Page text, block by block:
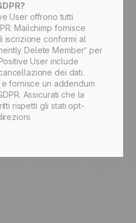
User offrono tutti
Mailchimp fornisce
iscrizione conformi al
Delete Member” per
User include
dei dati.
fornisce un addendum
Assicurati che la
rispetti gli stati opt-